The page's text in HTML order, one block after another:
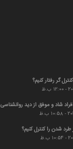
گر رفتار کنیم؟
شاد و موفق از دید روانشناسی
شدن را کنترل کنیم؟